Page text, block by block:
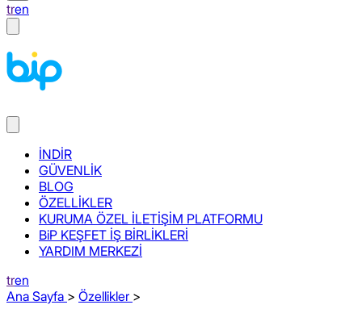
tren
İNDİR
GÜVENLİK
BLOG
ÖZELLİKLER
KURUMA ÖZEL İLETİŞİM PLATFORMU
BiP KEŞFET İŞ BİRLİKLERİ
YARDIM MERKEZİ
tren
Ana Sayfa > Özellikler >